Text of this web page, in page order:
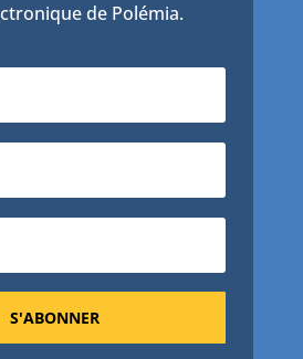
de Polémia.
S'ABONNER